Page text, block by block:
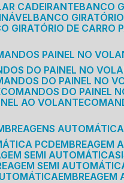
CADEIRANTE BANCO
BANCO
GIRATÓRIO DE CARRO
PAINEL NO
DO PAINEL NO
DO PAINEL NO
COMANDOS DO PAINEL
AO VOLANTE
PCD
SEMI AUTOMÁTICA
SEMI